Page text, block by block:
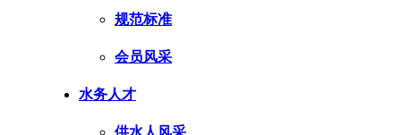
规范标准
会员风采
水务人才